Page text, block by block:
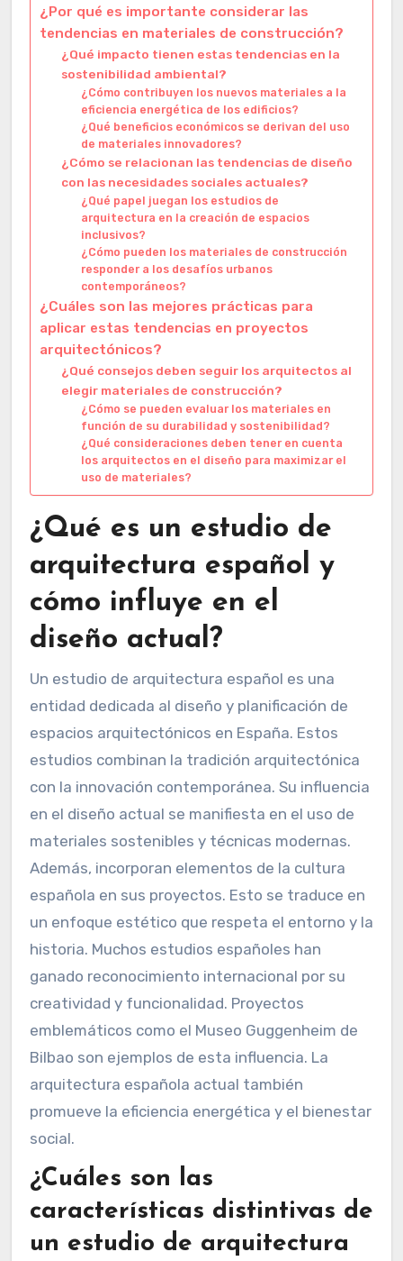
¿Por qué es importante considerar las
tendencias en materiales de construcción?
¿Qué impacto tienen estas tendencias en la
sostenibilidad ambiental?
¿Cómo contribuyen los nuevos materiales a la
eficiencia energética de los edificios?
¿Qué beneficios económicos se derivan del uso
de materiales innovadores?
¿Cómo se relacionan las tendencias de diseño
con las necesidades sociales actuales?
¿Qué papel juegan los estudios de
arquitectura en la creación de espacios
inclusivos?
¿Cómo pueden los materiales de construcción
responder a los desafíos urbanos
contemporáneos?
¿Cuáles son las mejores prácticas para
aplicar estas tendencias en proyectos
arquitectónicos?
¿Qué consejos deben seguir los arquitectos al
elegir materiales de construcción?
¿Cómo se pueden evaluar los materiales en
función de su durabilidad y sostenibilidad?
¿Qué consideraciones deben tener en cuenta
los arquitectos en el diseño para maximizar el
uso de materiales?
¿Qué es un estudio de
arquitectura español y
cómo influye en el
diseño actual?
Un estudio de arquitectura español es una
entidad dedicada al diseño y planificación de
espacios arquitectónicos en España. Estos
estudios combinan la tradición arquitectónica
con la innovación contemporánea. Su influencia
en el diseño actual se manifiesta en el uso de
materiales sostenibles y técnicas modernas.
Además, incorporan elementos de la cultura
española en sus proyectos. Esto se traduce en
un enfoque estético que respeta el entorno y la
historia. Muchos estudios españoles han
ganado reconocimiento internacional por su
creatividad y funcionalidad. Proyectos
emblemáticos como el Museo Guggenheim de
Bilbao son ejemplos de esta influencia. La
arquitectura española actual también
promueve la eficiencia energética y el bienestar
social.
¿Cuáles son las
características distintivas de
un estudio de arquitectura